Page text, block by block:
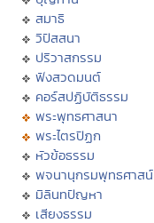
สมาธิ
วิปัสสนา
ปริวาสกรรม
ฟังสวดมนต์
คอร์สปฏิบัติธรรม
พระพุทธศาสนา
พระไตรปิฏก
หัวข้อธรรม
พจนานุกรมพุทธศาสน์
มิลินทปัญหา
เสียงธรรม